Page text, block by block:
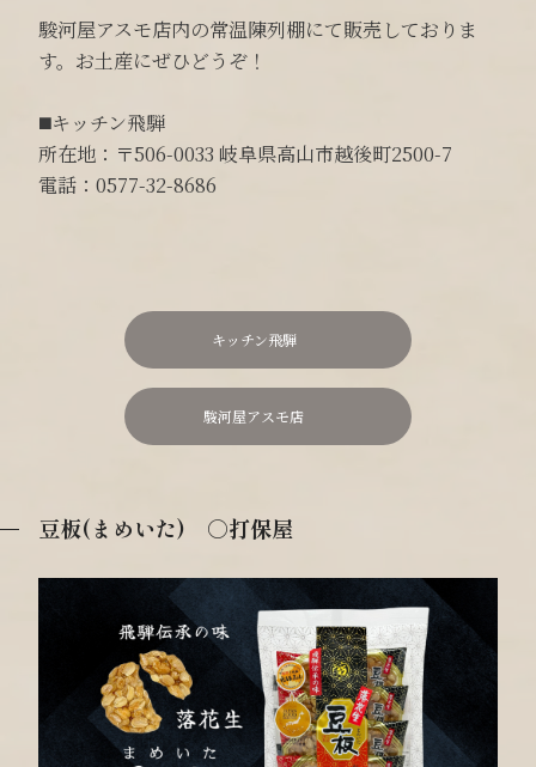
駿河屋アスモ店内の常温陳列棚にて販売しておりま
す。お土産にぜひどうぞ！
◼️キッチン飛騨
所在地：〒506-0033 岐阜県高山市越後町2500-7
電話：0577-32-8686
キッチン飛騨
駿河屋アスモ店
豆板(まめいた) ○打保屋